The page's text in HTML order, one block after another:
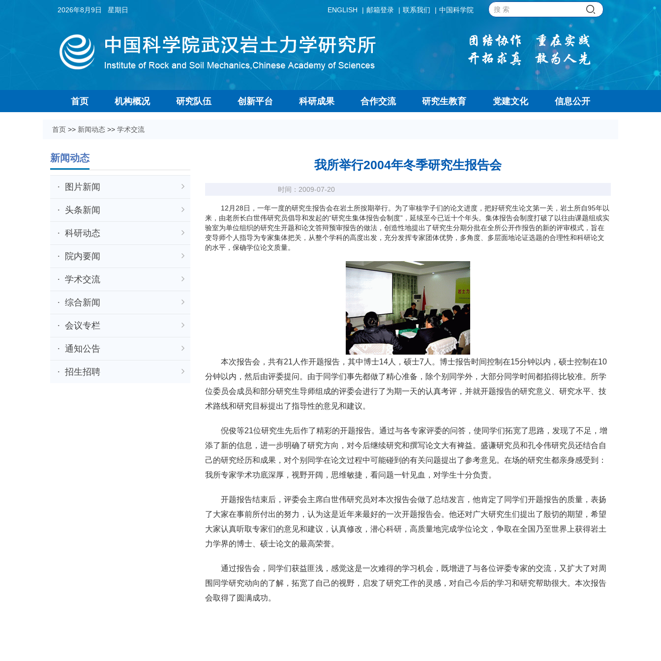
2026年8月9日 星期日 ENGLISH 邮箱登录 联系我们 中国科学院
首页 机构概况 研究队伍 创新平台 科研成果 合作交流 研究生教育 党建文化 信息公开
首页 >> 新闻动态 >> 学术交流
新闻动态
图片新闻
头条新闻
科研动态
院内要闻
学术交流
综合新闻
会议专栏
通知公告
招生招聘
我所举行2004年冬季研究生报告会
时间：2009-07-20
12月28日，一年一度的研究生报告会在岩土所按期举行。为了审核学子们的论文进度，把好研究生论文第一关，岩土所自95年以
来，由老所长白世伟研究员倡导和发起的“研究生集体报告会制度”，延续至今已近十个年头。集体报告会制度打破了以往由课题组或实
验室为单位组织的研究生开题和论文答辩预审报告的做法，创造性地提出了研究生分期分批在全所公开作报告的新的评审模式，旨在
变导师个人指导为专家集体把关，从整个学科的高度出发，充分发挥专家团体优势，多角度、多层面地论证选题的合理性和科研论文
的水平，保确学位论文质量。
本次报告会，共有21人作开题报告，其中博士14人，硕士7人。博士报告时间控制在15分钟以内，硕士控制在10
分钟以内，然后由评委提问。由于同学们事先都做了精心准备，除个别同学外，大部分同学时间都掐得比较准。所学
位委员会成员和部分研究生导师组成的评委会进行了为期一天的认真考评，并就开题报告的研究意义、研究水平、技
术路线和研究目标提出了指导性的意见和建议。
倪俊等21位研究生先后作了精彩的开题报告。通过与各专家评委的问答，使同学们拓宽了思路，发现了不足，增
添了新的信息，进一步明确了研究方向，对今后继续研究和撰写论文大有裨益。盛谦研究员和孔令伟研究员还结合自
己的研究经历和成果，对个别同学在论文过程中可能碰到的有关问题提出了参考意见。在场的研究生都亲身感受到：
我所专家学术功底深厚，视野开阔，思维敏捷，看问题一针见血，对学生十分负责。
开题报告结束后，评委会主席白世伟研究员对本次报告会做了总结发言，他肯定了同学们开题报告的质量，表扬
了大家在事前所付出的努力，认为这是近年来最好的一次开题报告会。他还对广大研究生们提出了殷切的期望，希望
大家认真听取专家们的意见和建议，认真修改，潜心科研，高质量地完成学位论文，争取在全国乃至世界上获得岩土
力学界的博士、硕士论文的最高荣誉。
通过报告会，同学们获益匪浅，感觉这是一次难得的学习机会，既增进了与各位评委专家的交流，又扩大了对周
围同学研究动向的了解，拓宽了自己的视野，启发了研究工作的灵感，对自己今后的学习和研究帮助很大。本次报告
会取得了圆满成功。